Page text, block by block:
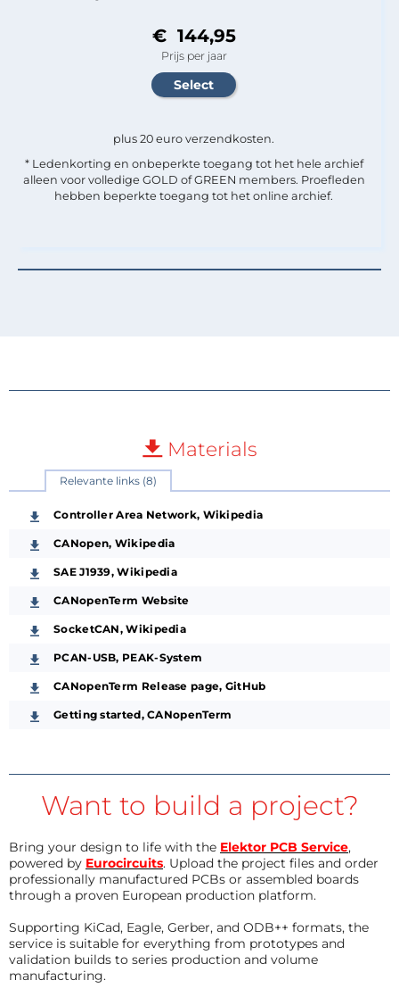
€ 144,95
Prijs per jaar
plus 20 euro verzendkosten.
* Ledenkorting en onbeperkte toegang tot het hele archief
alleen voor volledige GOLD of GREEN members. Proefleden
hebben beperkte toegang tot het online archief.
Materials
Relevante links (8)
Controller Area Network, Wikipedia
CANopen, Wikipedia
SAE J1939, Wikipedia
CANopenTerm Website
SocketCAN, Wikipedia
PCAN-USB, PEAK-System
CANopenTerm Release page, GitHub
Getting started, CANopenTerm
Want to build a project?
Bring your design to life with the Elektor PCB Service,
powered by Eurocircuits. Upload the project files and order
professionally manufactured PCBs or assembled boards
through a proven European production platform.
Supporting KiCad, Eagle, Gerber, and ODB++ formats, the
service is suitable for everything from prototypes and
validation builds to series production and volume
manufacturing.